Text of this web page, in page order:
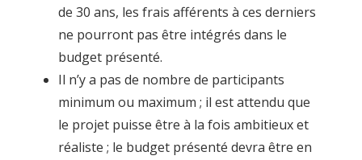
de 30 ans, les frais afférents à ces derniers
ne pourront pas être intégrés dans le
budget présenté.
Il n’y a pas de nombre de participants
minimum ou maximum ; il est attendu que
le projet puisse être à la fois ambitieux et
réaliste ; le budget présenté devra être en